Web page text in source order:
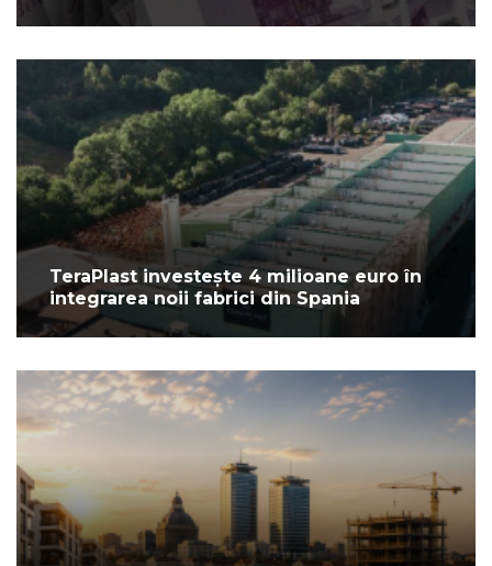
TeraPlast investește 4 milioane euro în
integrarea noii fabrici din Spania